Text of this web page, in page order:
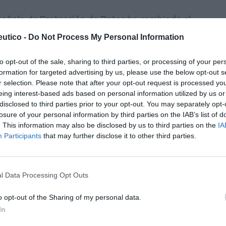
- Do Not Process My Personal Information
opt-out of the sale, sharing to third parties, or processing of your
for targeted advertising by us, please use the below opt-out
selection. Please note that after your opt-out request is processed
interest-based ads based on personal information utilized by us
to third parties prior to your opt-out. You may separately
of your personal information by third parties on the IAB’s list of
This information may also be disclosed by us to third parties on the
Participants that may further disclose it to other third parties.
Data Processing Opt Outs
opt-out of the Sharing of my personal data.
de Protección de Datos ha cambiado el
los cambios necesarios para lograr la
la individualización de todos los datos.
el sector nació en 2013 en el seno
agrupada en la federación EFPIA. Un año
esta medida en su Código de Buenas
públicas todas las transferencias de valor
sanitarios y organizaciones
y reuniones científico-profesionales,
caso de las organizaciones sanitarias (ya
las donaciones. Cada compañía
en su sitio web cada mes de junio, con los
este año con las cifras de 2015.